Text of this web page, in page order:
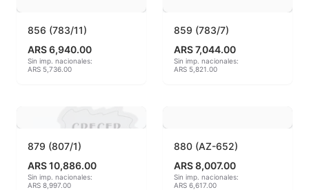
Ladrillos aislantes para horno
Libros y Revistas
Materias primas
856 (783/11)
ARS 6,940.00
Sin imp. nacionales:
ARS 5,736.00
859 (783/7)
ARS 7,044.00
Sin imp. nacionales:
ARS 5,821.00
879 (807/1)
ARS 10,886.00
Sin imp. nacionales:
ARS 8,997.00
880 (AZ-652)
ARS 8,007.00
Sin imp. nacionales:
ARS 6,617.00